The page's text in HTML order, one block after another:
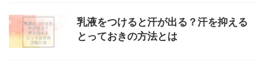
乳液をつけると汗が出る？汗を抑える
とっておきの方法とは